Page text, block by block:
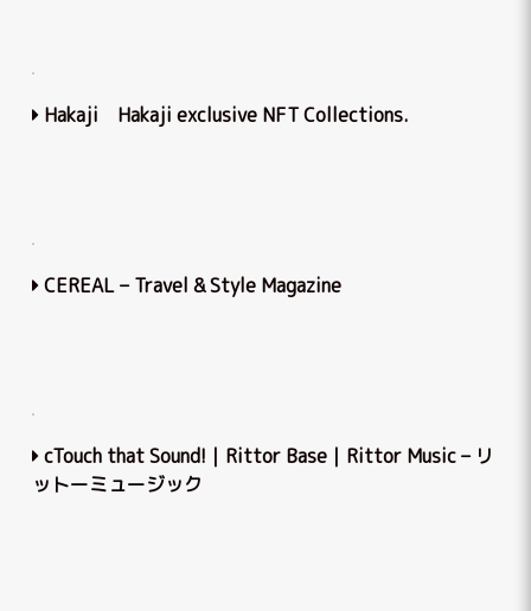
Hakaji Hakaji exclusive NFT Collections.
CEREAL – Travel & Style Magazine
cTouch that Sound!｜Rittor Base｜Rittor Music – リ
ットーミュージック